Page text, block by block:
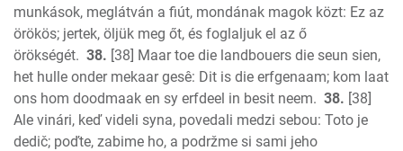
munkások, meglátván a fiút, mondának magok közt: Ez az
örökös; jertek, öljük meg őt, és foglaljuk el az ő
örökségét. 38. [38] Maar toe die landbouers die seun sien,
het hulle onder mekaar gesê: Dit is die erfgenaam; kom laat
ons hom doodmaak en sy erfdeel in besit neem. 38. [38]
Ale vinári, keď videli syna, povedali medzi sebou: Toto je
dedič; poďte, zabime ho, a podržme si sami jeho